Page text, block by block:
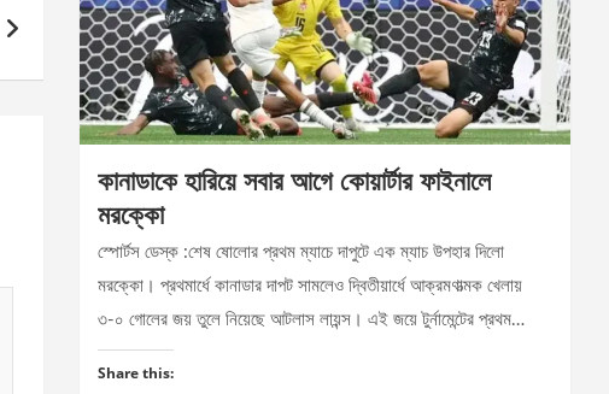
কানাডাকে হারিয়ে সবার আগে কোয়ার্টার ফাইনালে
মরক্কো
স্পোর্টস ডেস্ক :শেষ ষোলোর প্রথম ম্যাচে দাপুটে এক ম্যাচ উপহার দিলো
মরক্কো। প্রথমার্ধে কানাডার দাপট সামলেও দ্বিতীয়ার্ধে আক্রমণাত্মক খেলায়
৩-০ গোলের জয় তুলে নিয়েছে আটলাস লায়ন্স। এই জয়ে টুর্নামেন্টের প্রথম…
Share this: